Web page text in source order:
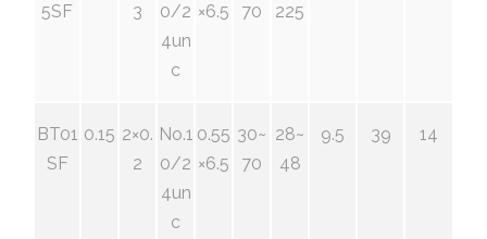
5SF
3
0/2
4un
c
×6.5
70
225
BT01
SF
0.15 2×0.
2
No.1
0/2
4un
c
0.55
×6.5
30~
70
28~
48
9.5 39 14